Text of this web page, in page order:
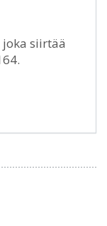
siirtää